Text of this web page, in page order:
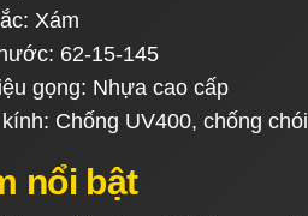
Xám
62-15-145
gọng: Nhựa cao cấp
Chống UV400, chống chói
nổi bật